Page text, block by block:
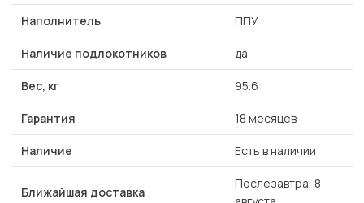
Наполнитель ППУ
Наличие подлокотников да
Вес, кг 95.6
Гарантия 18 месяцев
Наличие Есть в наличии
Ближайшая доставка
Послезавтра, 8